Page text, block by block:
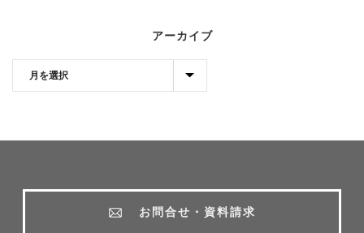
アーカイブ
お問合せ・資料請求